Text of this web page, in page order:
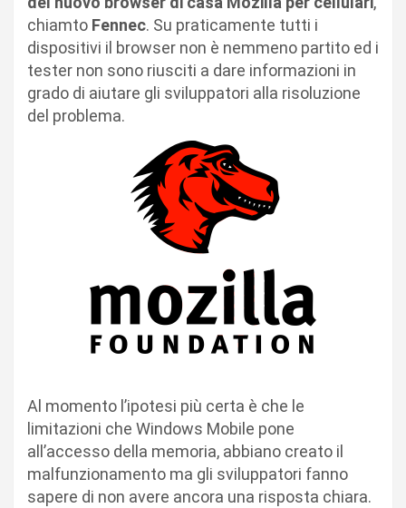
chiamto Fennec. Su praticamente tutti i
dispositivi il browser non è nemmeno partito ed i
tester non sono riusciti a dare informazioni in
grado di aiutare gli sviluppatori alla risoluzione
del problema.
Al momento l’ipotesi più certa è che le
limitazioni che Windows Mobile pone
all’accesso della memoria, abbiano creato il
malfunzionamento ma gli sviluppatori fanno
sapere di non avere ancora una risposta chiara.